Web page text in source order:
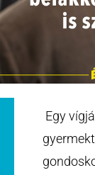
Egy